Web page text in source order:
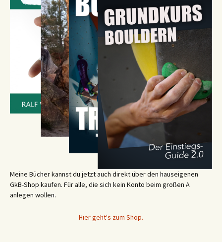
Meine Bücher kannst du jetzt auch direkt über den hauseigenen
GkB-Shop kaufen. Für alle, die sich kein Konto beim großen A
anlegen wollen.
Hier geht's zum Shop.